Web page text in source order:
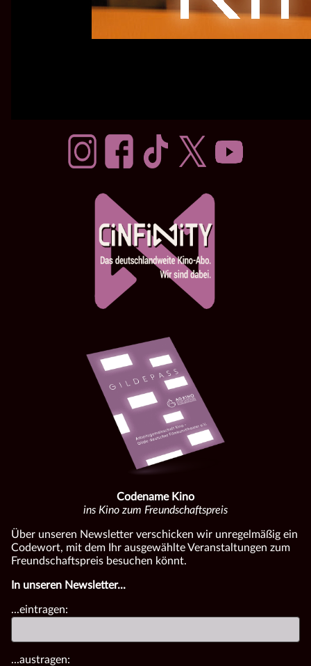
Codename Kino
ins Kino zum Freundschaftspreis
Über unseren Newsletter verschicken wir unregelmäßig ein
Codewort, mit dem Ihr ausgewählte Veranstaltungen zum
Freundschaftspreis besuchen könnt.
In unseren Newsletter...
...eintragen:
...austragen: